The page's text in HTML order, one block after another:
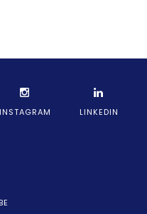
INSTAGRAM LINKEDIN